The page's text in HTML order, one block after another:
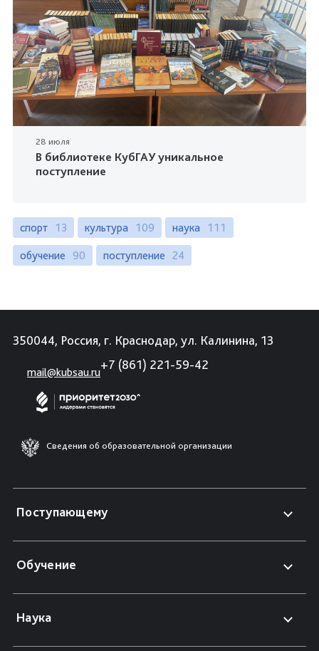
28 июля
В библиотеке КубГАУ уникальное
поступление
спорт 13 культура 109 наука 111
обучение 90 поступление 24
350044, Россия, г. Краснодар, ул. Калинина, 13
mail@kubsau.ru
+7 (861) 221-59-42
Сведения об образовательной организации
Поступающему
Обучение
Наука